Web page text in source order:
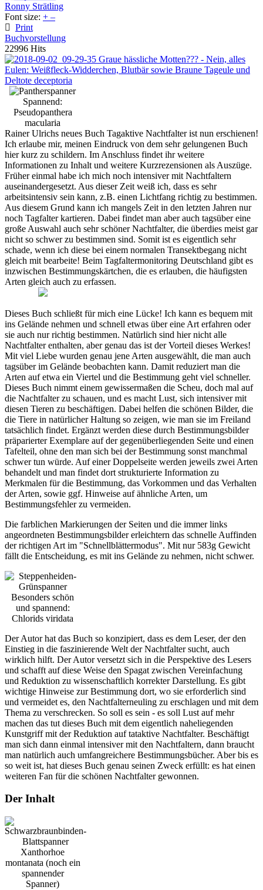
Ronny Strätling
Font size: + –
Print
Buchvorstellung
22996 Hits
Graue hässliche Motten??? - Nein, alles
Eulen: Weißfleck-Widderchen, Blutbär sowie Braune Tageule und
Deltote deceptoria
Spannend:
Pseudopanthera
macularia
Rainer Ulrichs neues Buch Tagaktive Nachtfalter ist nun erschienen!
Ich erlaube mir, meinen Eindruck von dem sehr gelungenen Buch
hier kurz zu schildern. Im Anschluss findet ihr weitere
Informationen zu Inhalt und weitere Kurzrezensionen als Auszüge.
Früher einmal habe ich mich noch intensiver mit Nachtfaltern
auseinandergesetzt. Aus dieser Zeit weiß ich, dass es sehr
arbeitsintensiv sein kann, z.B. einen Lichtfang richtig zu bestimmen.
Aus diesem Grund kann ich mangels Zeit in den letzten Jahren nur
noch Tagfalter kartieren. Dabei findet man aber auch tagsüber eine
große Auswahl auch sehr schöner Nachtfalter, die überdies meist gar
nicht so schwer zu bestimmen sind. Somit ist es eigentlich sehr
schade, wenn ich diese bei einem normalen Transektbegang nicht
gleich mit bearbeite! Beim Tagfaltermonitoring Deutschland gibt es
inzwischen Bestimmungskärtchen, die es erlauben, die häufigsten
Arten gleich auch zu erfassen.
Dieses Buch schließt für mich eine Lücke! Ich kann es bequem mit
ins Gelände nehmen und schnell etwas über eine Art erfahren oder
sie auch nur richtig bestimmen. Natürlich sind hier nicht alle
Nachtfalter enthalten, aber genau das ist der Vorteil dieses Werkes!
Mit viel Liebe wurden genau jene Arten ausgewählt, die man auch
tagsüber im Gelände beobachten kann. Damit reduziert man die
Arten auf etwa ein Viertel und die Bestimmung geht viel schneller.
Dieses Buch nimmt einem gewissermaßen die Scheu, doch mal auf
die Nachtfalter zu schauen, und es macht Lust, sich intensiver mit
diesen Tieren zu beschäftigen. Dabei helfen die schönen Bilder, die
die Tiere in natürlicher Haltung so zeigen, wie man sie im Freiland
tatsächlich findet. Ergänzt werden diese durch Bestimmungsbilder
präparierter Exemplare auf der gegenüberliegenden Seite und einen
Tafelteil, ohne den man sich bei der Bestimmung sonst manchmal
schwer tun würde. Auf einer Doppelseite werden jeweils zwei Arten
behandelt und man findet dort strukturierte Information zu
Merkmalen für die Bestimmung, das Vorkommen und das Verhalten
der Arten, sowie ggf. Hinweise auf ähnliche Arten, um
Bestimmungsfehler zu vermeiden.
Die farblichen Markierungen der Seiten und die immer links
angeordneten Bestimmungsbilder erleichtern das schnelle Auffinden
der richtigen Art im "Schnellblättermodus". Mit nur 583g Gewicht
fällt die Entscheidung, es mit ins Gelände zu nehmen, nicht schwer.
Besonders schön
und spannend:
Chlorids viridata
Der Autor hat das Buch so konzipiert, dass es dem Leser, der den
Einstieg in die faszinierende Welt der Nachtfalter sucht, auch
wirklich hilft. Der Autor versetzt sich in die Perspektive des Lesers
und schafft auf diese Weise den Spagat zwischen Vereinfachung
und Reduktion zu wissenschaftlich korrekter Darstellung. Es gibt
wichtige Hinweise zur Bestimmung dort, wo sie erforderlich sind
und vermeidet es, den Nachtfalterneuling zu erschlagen und mit dem
Thema zu verschrecken. So soll es sein - es soll Lust auf mehr
machen das tut dieses Buch mit dem eigentlich naheliegenden
Kunstgriff mit der Reduktion auf tataktive Nachtfalter. Beschäftigt
man sich dann einmal intensiver mit den Nachtfaltern, dann braucht
man natürlich auch umfangreichere Bestimmungsbücher. Aber bis es
so weit ist, hat dieses Buch genau seinen Zweck erfüllt: es hat einen
weiteren Fan für die schönen Nachtfalter gewonnen.
Der Inhalt
Xanthorhoe
montanata (noch ein
spannender
Spanner)